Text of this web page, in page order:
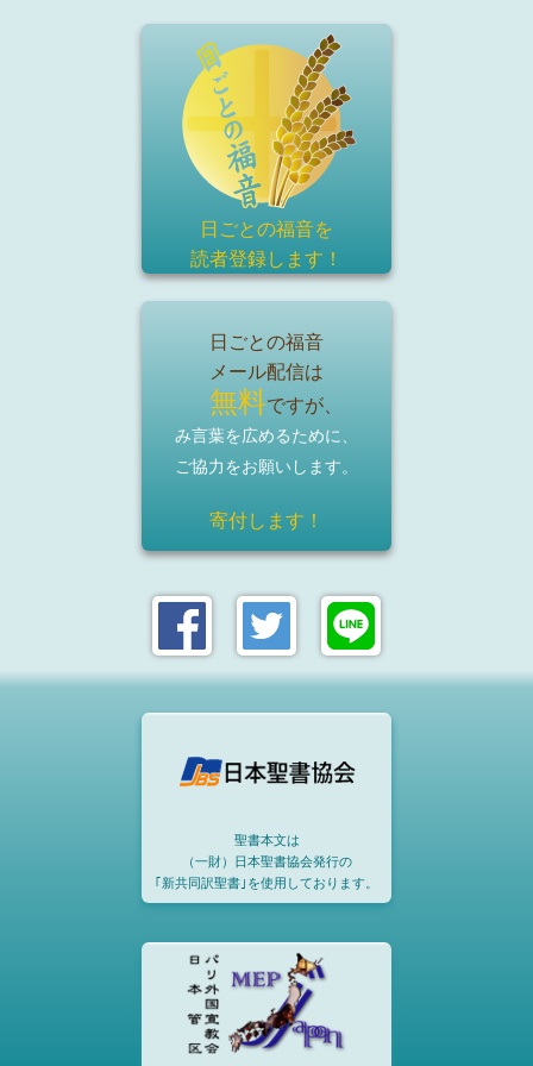
日ごとの福音を
読者登録します！
日ごとの福音
メール配信は
無料ですが、
み言葉を広めるために、
ご協力をお願いします。
寄付します！
聖書本文は
（一財）日本聖書協会発行の
｢新共同訳聖書｣を使用しております。